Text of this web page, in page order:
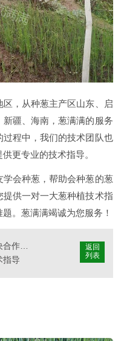
，从种葱主产区山东、启
疆、海南，葱满满的服务
程中，我们的技术团队也
更专业的技术指导。
会种葱，帮助会种葱的葱
供一对一大葱种植技术指
。葱满满竭诚为您服务！
返回
列表
贵州遵义大葱苗床药害解决合作案例
指导